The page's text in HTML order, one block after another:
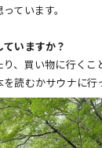
ています。
いますか？
、買い物に行くこ
読むかサウナに行